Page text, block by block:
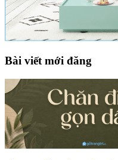
Bài viết mới đăng